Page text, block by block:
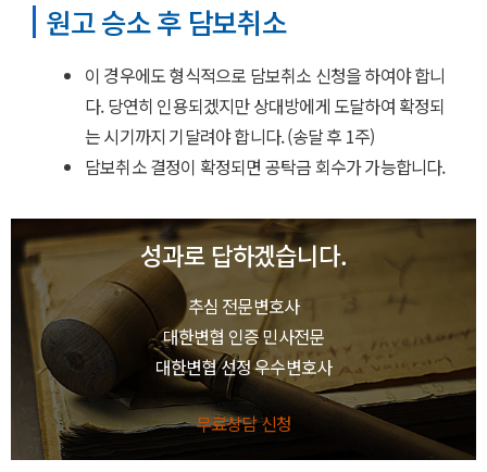
원고 승소 후 담보취소
이 경우에도 형식적으로 담보취소 신청을 하여야 합니
다. 당연히 인용되겠지만 상대방에게 도달하여 확정되
는 시기까지 기달려야 합니다. (송달 후 1주)
담보취소 결정이 확정되면 공탁금 회수가 가능합니다.
성과로 답하겠습니다.
추심 전문변호사
대한변협 인증 민사전문
대한변협 선정 우수변호사
무료상담 신청